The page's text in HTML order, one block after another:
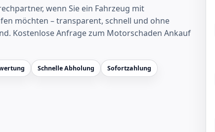
wenn Sie ein Fahrzeug mit
möchten – transparent, schnell und ohne
Kostenlose Anfrage zum Motorschaden Ankauf
Schnelle Abholung Sofortzahlung